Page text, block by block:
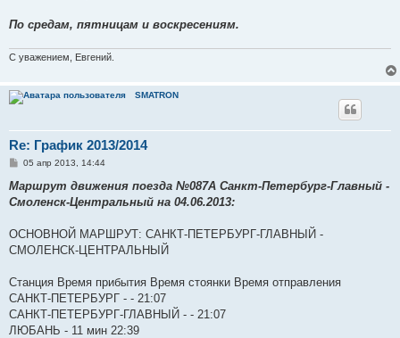
По средам, пятницам и воскресениям.
С уважением, Евгений.
SMATRON
Re: График 2013/2014
С
о
б
щ
и
е
05 апр 2013, 14:44
Маршрут движения поезда №087А Санкт-Петербург-Главный -
Смоленск-Центральный на 04.06.2013:
ОСНОВНОЙ МАРШРУТ: САНКТ-ПЕТЕРБУРГ-ГЛАВНЫЙ -
СМОЛЕНСК-ЦЕНТРАЛЬНЫЙ
Станция Время прибытия Время стоянки Время отправления
САНКТ-ПЕТЕРБУРГ - - 21:07
САНКТ-ПЕТЕРБУРГ-ГЛАВНЫЙ - - 21:07
ЛЮБАНЬ - 11 мин 22:39